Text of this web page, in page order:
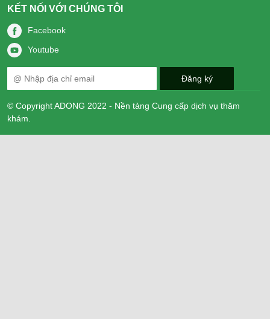
KẾT NỐI VỚI CHÚNG TÔI
Facebook
Youtube
© Copyright ADONG 2022 - Nền tảng Cung cấp dịch vụ thăm
khám.